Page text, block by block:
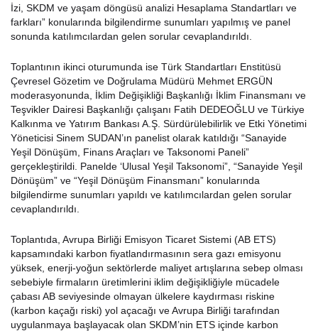
İzi, SKDM ve yaşam döngüsü analizi Hesaplama Standartları ve
farkları” konularında bilgilendirme sunumları yapılmış ve panel
sonunda katılımcılardan gelen sorular cevaplandırıldı.
Toplantının ikinci oturumunda ise Türk Standartları Enstitüsü
Çevresel Gözetim ve Doğrulama Müdürü Mehmet ERGÜN
moderasyonunda, İklim Değişikliği Başkanlığı İklim Finansmanı ve
Teşvikler Dairesi Başkanlığı çalışanı Fatih DEDEOĞLU ve Türkiye
Kalkınma ve Yatırım Bankası A.Ş. Sürdürülebilirlik ve Etki Yönetimi
Yöneticisi Sinem SUDAN’ın panelist olarak katıldığı “Sanayide
Yeşil Dönüşüm, Finans Araçları ve Taksonomi Paneli”
gerçekleştirildi. Panelde ‘Ulusal Yeşil Taksonomi”, “Sanayide Yeşil
Dönüşüm” ve “Yeşil Dönüşüm Finansmanı” konularında
bilgilendirme sunumları yapıldı ve katılımcılardan gelen sorular
cevaplandırıldı.
Toplantıda, Avrupa Birliği Emisyon Ticaret Sistemi (AB ETS)
kapsamındaki karbon fiyatlandırmasının sera gazı emisyonu
yüksek, enerji-yoğun sektörlerde maliyet artışlarına sebep olması
sebebiyle firmaların üretimlerini iklim değişikliğiyle mücadele
çabası AB seviyesinde olmayan ülkelere kaydırması riskine
(karbon kaçağı riski) yol açacağı ve Avrupa Birliği tarafından
uygulanmaya başlayacak olan SKDM’nin ETS içinde karbon